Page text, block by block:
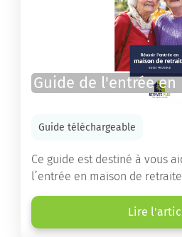
Guide de l'entrée en
Guide téléchargeable
Ce guide est destiné à vous
l’entrée en maison de
Vous y trouverez un
d’établissements ainsi que
destinés à orienter les
Lire